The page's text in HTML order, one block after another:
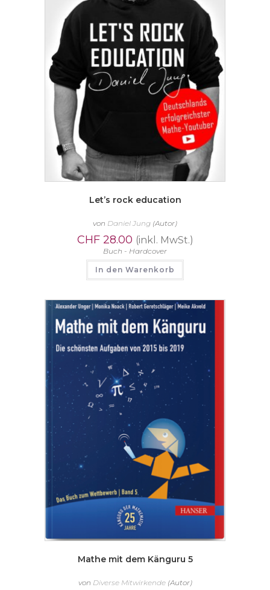
Let’s rock education
von Daniel Jung (Autor)
CHF28.00 (inkl. MwSt.)
Buch - Hardcover
In den Warenkorb
Mathe mit dem Känguru 5
von Diverse Mitwirkende(Autor)